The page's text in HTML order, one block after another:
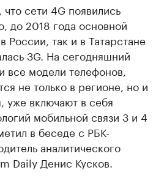
сети 4G появились
до 2018 года основной
России, так и в Татарстане
3G. На сегодняшний
все модели телефонов,
не только в регионе, но и
уже включают в себя
мобильной связи 3 и 4
в беседе с РБК-
аналитического
Daily Денис Кусков.